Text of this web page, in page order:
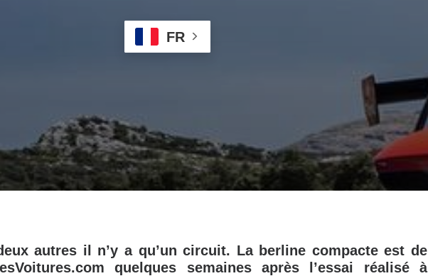
FR
autres il n’y a qu’un circuit. La berline compacte est de
quelques semaines après l’essai réalisé à